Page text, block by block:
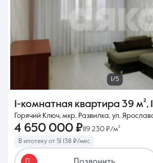
1/5
1-комнатная квартира 39 м²,
Горячий Ключ, мкр. Развилка, ул.
4 650 000 ₽119 230 ₽/м²
В ипотеку от 51 138 ₽/мес